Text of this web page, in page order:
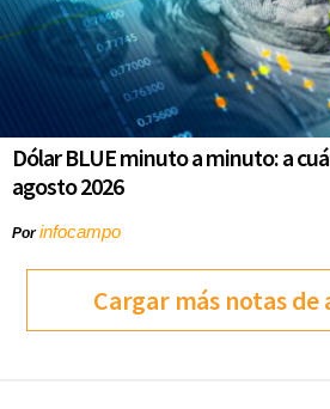
Dólar BLUE minuto a minuto: a
agosto 2026
Porinfocampo
Cargar más notas